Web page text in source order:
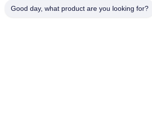
Kontrol Kualitas
Good day, what product are you looking for?